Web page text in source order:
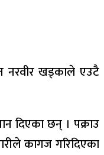
नरवीर खड्काले एउटै
दिएका छन् । पक्राउ
कागज गरिदिएका